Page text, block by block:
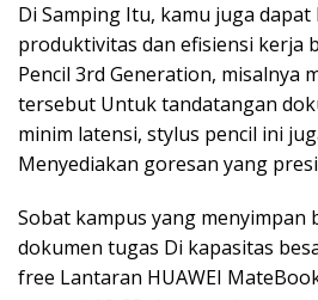
Di Samping Itu, kamu juga
produktivitas dan efisiensi kerja
Pencil 3rd Generation, misalnya
tersebut Untuk tandatangan
minim latensi, stylus pencil ini
Menyediakan goresan yang
Sobat kampus yang menyimpan
dokumen tugas Di kapasitas
free Lantaran HUAWEI